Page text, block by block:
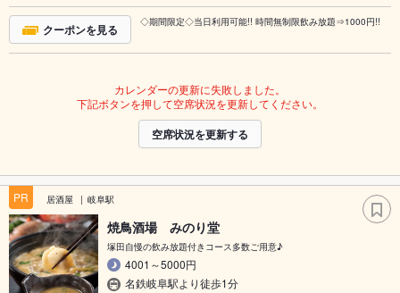
クーポンを見る ◇期間限定◇当日利用可能!! 時間無制限飲み放題⇒1000円!!
カレンダーの更新に失敗しました。
下記ボタンを押して空席状況を更新してください。
空席状況を更新する
PR 居酒屋 岐阜駅
焼鳥酒場 みのり堂
塚田自慢の飲み放題付きコース多数ご用意♪
4001～5000円
名鉄岐阜駅より徒歩1分